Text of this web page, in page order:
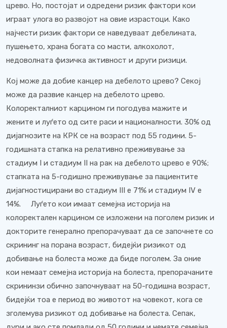
црево. Но, постојат и одредени ризик фактори кои
играат улога во развојот на овие израстоци. Како
најчести ризик фактори се наведуваат дебелината,
пушењето, храна богата со масти, алкохолот,
недоволната физичка активност и други ризици.
Кој може да добие канцер на дебелото црево? Секој
може да развие канцер на дебелото црево.
Колоректалниот карцином ги погодува мажите и
жените и луѓето од сите раси и националности. 30% од
дијагнозите на КРК се на возраст под 55 години. 5-
годишната стапка на релативно преживување за
стадиум I и стадиум II на рак на дебелото црево е 90%;
стапката на 5-годишно преживување за пациентите
дијагностицирани во стадиум III е 71% и стадиум IV е
14%. Луѓето кои имаат семејна историја на
колоректален карцином се изложени на поголем ризик и
докторите генерално препорачуваат да се започнете со
скрининг на порана возраст, бидејќи ризикот од
добивање на болеста може да биде поголем. За оние
кои немаат семејна историја на болеста, препорачаните
скрининзи обично започнуваат на 50-годишна возраст,
бидејќи тоа е период во животот на човекот, кога се
зголемува ризикот од добивање на болеста. Сепак,